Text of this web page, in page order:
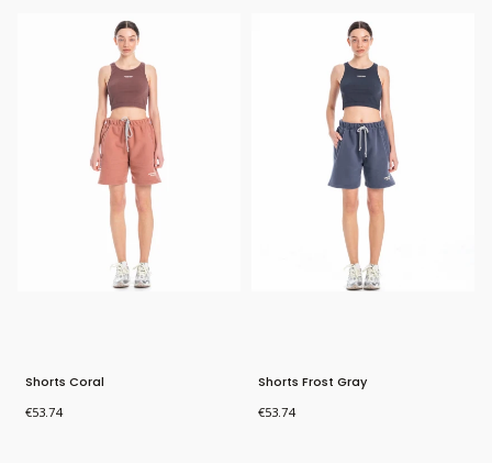
Shorts Coral
Price
€53.74
Shorts Frost Gray
Price
€53.74